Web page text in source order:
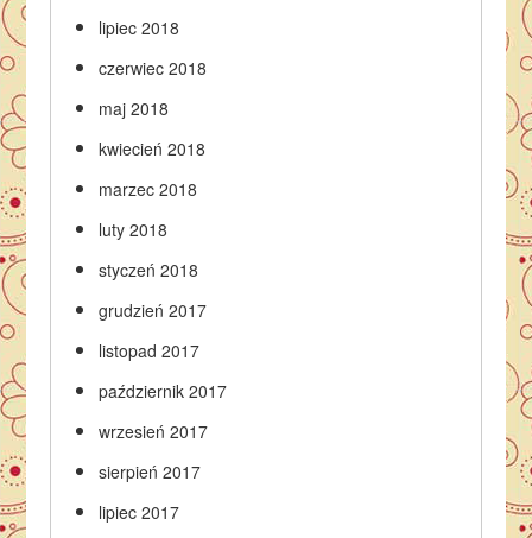
lipiec 2018
czerwiec 2018
maj 2018
kwiecień 2018
marzec 2018
luty 2018
styczeń 2018
grudzień 2017
listopad 2017
październik 2017
wrzesień 2017
sierpień 2017
lipiec 2017